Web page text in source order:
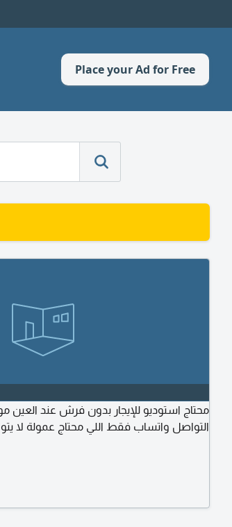
Place your Ad for Free
محتاج استوديو للإيجار بدون فرش عند العين
التواصل واتساب فقط اللي محتاج عمولة لا